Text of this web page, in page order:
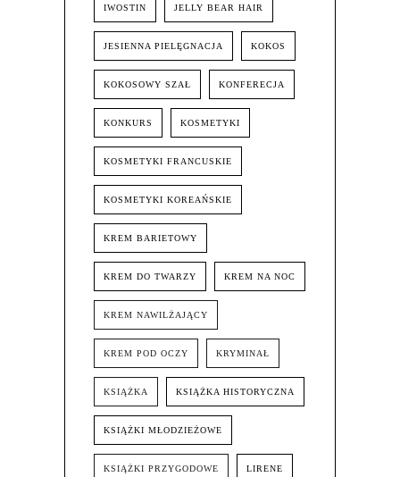
IWOSTIN JELLY BEAR HAIR
JESIENNA PIELĘGNACJA KOKOS
KOKOSOWY SZAŁ KONFERECJA
KONKURS KOSMETYKI
KOSMETYKI FRANCUSKIE
KOSMETYKI KOREAŃSKIE
KREM BARIETOWY
KREM DO TWARZY KREM NA NOC
KREM NAWILŻAJĄCY
KREM POD OCZY KRYMINAŁ
KSIĄŻKA KSIĄŻKA HISTORYCZNA
KSIĄŻKI MŁODZIEŻOWE
KSIĄŻKI PRZYGODOWE LIRENE